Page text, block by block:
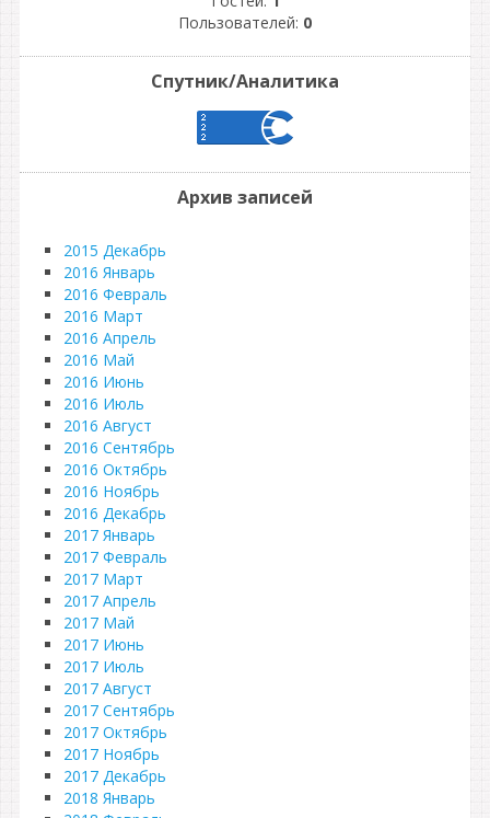
Пользователей: 0
Спутник/Аналитика
Архив записей
2015 Декабрь
2016 Январь
2016 Февраль
2016 Март
2016 Апрель
2016 Май
2016 Июнь
2016 Июль
2016 Август
2016 Сентябрь
2016 Октябрь
2016 Ноябрь
2016 Декабрь
2017 Январь
2017 Февраль
2017 Март
2017 Апрель
2017 Май
2017 Июнь
2017 Июль
2017 Август
2017 Сентябрь
2017 Октябрь
2017 Ноябрь
2017 Декабрь
2018 Январь